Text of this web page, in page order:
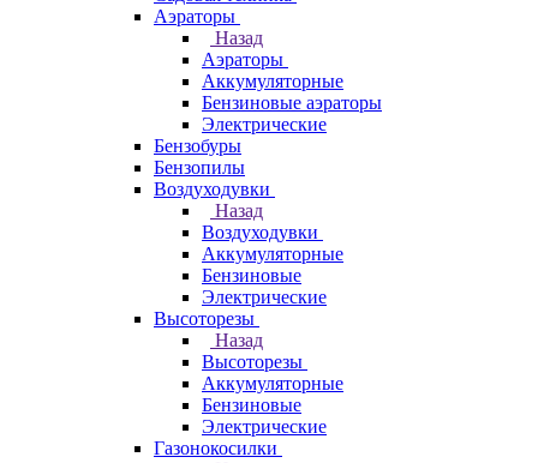
Аэраторы
Назад
Аэраторы
Аккумуляторные
Бензиновые аэраторы
Электрические
Бензобуры
Бензопилы
Воздуходувки
Назад
Воздуходувки
Аккумуляторные
Бензиновые
Электрические
Высоторезы
Назад
Высоторезы
Аккумуляторные
Бензиновые
Электрические
Газонокосилки